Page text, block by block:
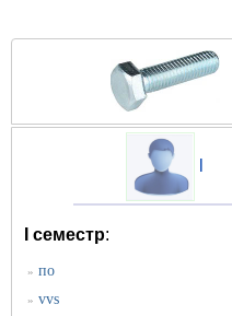
I семестр:
» по
» vvs